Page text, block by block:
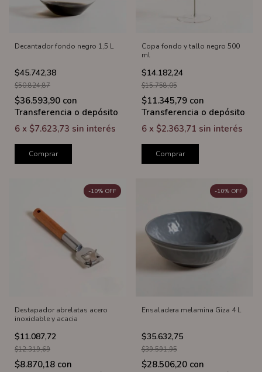
Decantador fondo negro 1,5 L
$45.742,38
$50.824,87
$36.593,90 con
Transferencia o depósito
6 x $7.623,73 sin interés
Comprar
Copa fondo y tallo negro 500
ml
$14.182,24
$15.758,05
$11.345,79 con
Transferencia o depósito
6 x $2.363,71 sin interés
Comprar
Destapador abrelatas acero
inoxidable y acacia
$11.087,72
-10% OFF
$12.319,69
$8.870,18 con
Ensaladera melamina Giza 4 L
$35.632,75
-10% OFF
$39.591,95
$28.506,20 con